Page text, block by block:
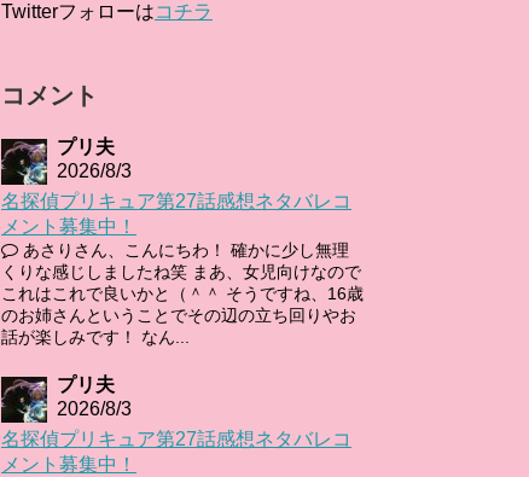
Twitterフォローはコチラ
コメント
プリ夫
2026/8/3
名探偵プリキュア第27話感想ネタバレコ
メント募集中！
あさりさん、こんにちわ！ 確かに少し無理
くりな感じしましたね笑 まあ、女児向けなので
これはこれで良いかと（＾＾ そうですね、16歳
のお姉さんということでその辺の立ち回りやお
話が楽しみです！ なん...
プリ夫
2026/8/3
名探偵プリキュア第27話感想ネタバレコ
メント募集中！